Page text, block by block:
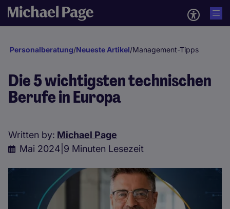
Personalberatung/Neueste Artikel/Management-Tipps
Die 5 wichtigsten technischen
Berufe in Europa
Written by: Michael Page
Mai 2024 9 Minuten Lesezeit